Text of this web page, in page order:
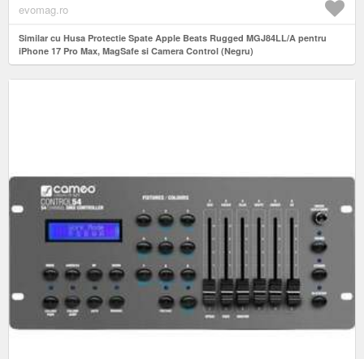
evomag.ro
Similar cu Husa Protectie Spate Apple Beats Rugged MGJ84LL/A pentru
iPhone 17 Pro Max, MagSafe si Camera Control (Negru)